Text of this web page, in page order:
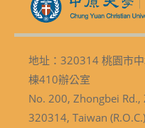
地址：320314 桃園市
棟410辦公室
No. 200, Zhongbei
320314, Taiwan (R.O.C.)